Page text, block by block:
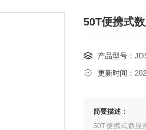
50T便携式
产品型号：
更新时间：
简要描述：
50T便携式数显